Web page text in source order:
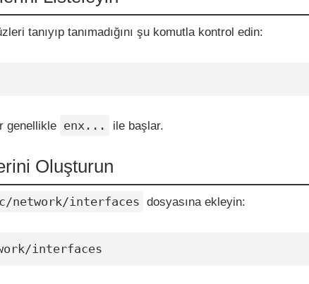
tanıyıp tanımadığını şu komutla kontrol edin:
genellikle enx... ile başlar.
Oluşturun
network/interfaces dosyasına ekleyin:
interfaces